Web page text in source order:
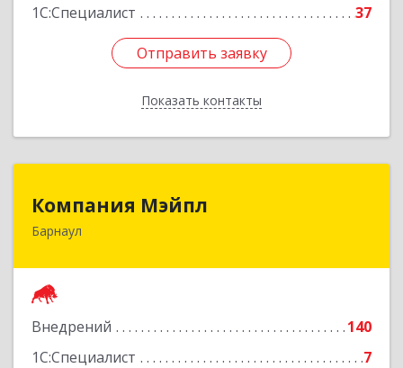
1С:Специалист
37
Отправить заявку
Показать контакты
Отправить заявку
Назад
Компания Мэйпл
Барнаул
Внедрений
140
1С:Специалист
7